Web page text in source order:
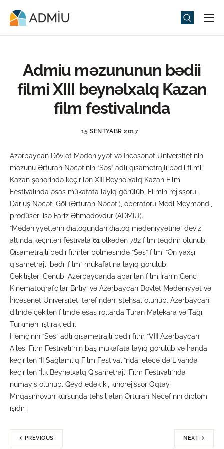
Universitet
Media
Tədbirlər
ADMIU Sİ
eMağaza
Admiu məzununun bədii
filmi XIII beynəlxalq Kazan
film festivalında
15 SENTYABR 2017
Azərbaycan Dövlət Mədəniyyət və İncəsənət Universitetinin
məzunu Ərturan Nəcəfinin “Səs” adlı qısametrajlı bədii filmi
Kazan şəhərində keçirilən XIII Beynəlxalq Kazan Film
Festivalında əsas mükafata layiq görülüb. Filmin rejissoru
Dariuş Nəcəfi Göl (Ərturan Nəcəfi), operatoru Medi Meyməndi,
prodüseri isə Fariz Əhmədovdur (ADMİU).
“Mədəniyyətlərin dialoqundan dialoq mədəniyyətinə” devizi
altında keçirilən festivala 61 ölkədən 782 film təqdim olunub.
Qısametrajlı bədii filmlər bölməsində “Səs” filmi “Ən yaxşı
qısametrajlı bədii film” mükafatına layiq görülüb.
Çəkilişləri Cənubi Azərbaycanda aparılan film İranın Gənc
Kinematoqrafçılar Birliyi və Azərbaycan Dövlət Mədəniyyət və
İncəsənət Universiteti tərəfindən istehsal olunub. Azərbaycan
dilində çəkilən filmdə əsas rollarda Turan Malekara və Tağı
Türkməni iştirak edir.
Həmçinin “Səs” adlı qısametrajlı bədii film “VIII Azərbaycan
Ailəsi Film Festivalı”nın baş mükafata layiq görülüb və İranda
keçirilən “II Sağlamlıq Film Festivalı”nda, eləcə də Livanda
keçirilən “İlk Beynəlxalq Qısametrajlı Film Festivalı”nda
nümayiş olunub. Qeyd edək ki, kinorejissor Oqtay
Mirqasımovun kursunda təhsil alan Ərturan Nəcəfinin diplom
işidir.
PREVIOUS NEXT